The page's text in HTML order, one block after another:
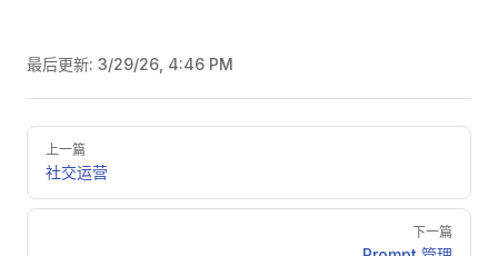
最后更新: 3/29/26, 4:46 PM
Pager
上一篇
社交运营
下一篇